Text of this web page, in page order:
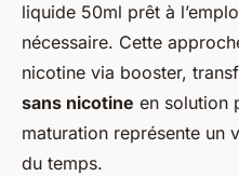
liquide 50ml prêt à
nécessaire. Cette
nicotine via booster,
sans nicotine en solution
maturation représente un
du temps.